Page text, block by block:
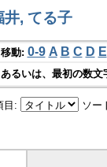
井, てる子
移動: 0-9 A B C D E
あるいは、最初の数
目: ソー